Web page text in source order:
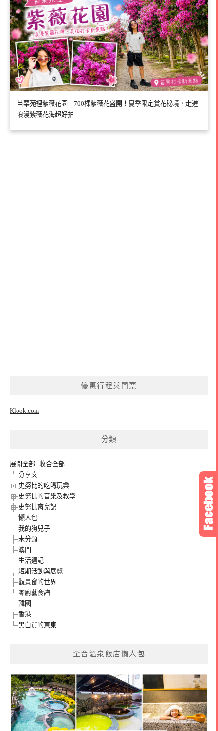
苗栗苑裡紫薇花園｜700棵紫薇花盛開！夏季限定賞花秘境，走進
浪漫紫薇花海超好拍
優惠行程與門票
Klook.com
分類
展開全部 | 收合全部
分享文
史努比的吃喝玩樂
史努比的音樂及教學
史努比育兒記
懶人包
我的狗兒子
未分類
澳門
生活週記
短期活動與展覽
觀景窗的世界
零廚藝食譜
韓國
香港
黑白買的東東
全台溫泉飯店懶人包